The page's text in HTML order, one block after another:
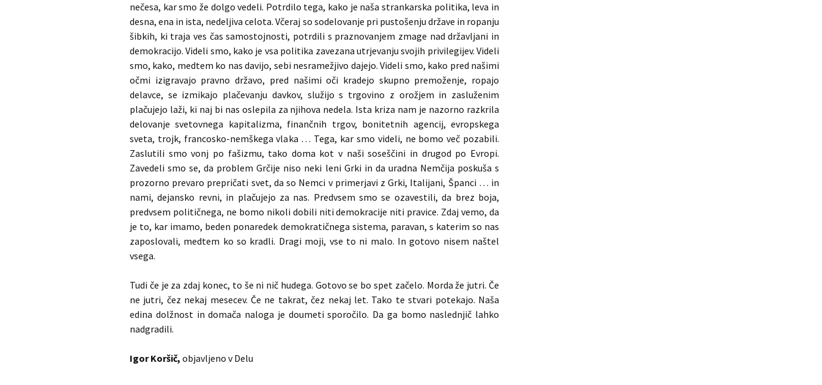
nečesa, kar smo že dolgo vedeli. Potrdilo tega, kako je naša strankarska politika, leva in
desna, ena in ista, nedeljiva celota. Včeraj so sodelovanje pri pustošenju države in ropanju
šibkih, ki traja ves čas samostojnosti, potrdili s praznovanjem zmage nad državljani in
demokracijo. Videli smo, kako je vsa politika zavezana utrjevanju svojih privilegijev. Videli
smo, kako, medtem ko nas davijo, sebi nesramežjivo dajejo. Videli smo, kako pred našimi
očmi izigravajo pravno državo, pred našimi oči kradejo skupno premoženje, ropajo
delavce, se izmikajo plačevanju davkov, služijo s trgovino z orožjem in zasluženim
plačujejo laži, ki naj bi nas oslepila za njihova nedela. Ista kriza nam je nazorno razkrila
delovanje svetovnega kapitalizma, finančnih trgov, bonitetnih agencij, evropskega
sveta, trojk, francosko-nemškega vlaka … Tega, kar smo videli, ne bomo več pozabili.
Zaslutili smo vonj po fašizmu, tako doma kot v naši soseščini in drugod po Evropi.
Zavedeli smo se, da problem Grčije niso neki leni Grki in da uradna Nemčija poskuša s
prozorno prevaro prepričati svet, da so Nemci v primerjavi z Grki, Italijani, Španci … in
nami, dejansko revni, in plačujejo za nas. Predvsem smo se ozavestili, da brez boja,
predvsem političnega, ne bomo nikoli dobili niti demokracije niti pravice. Zdaj vemo, da
je to, kar imamo, beden ponaredek demokratičnega sistema, paravan, s katerim so nas
zaposlovali, medtem ko so kradli. Dragi moji, vse to ni malo. In gotovo nisem naštel
vsega.
Tudi če je za zdaj konec, to še ni nič hudega. Gotovo se bo spet začelo. Morda že jutri. Če
ne jutri, čez nekaj mesecev. Če ne takrat, čez nekaj let. Tako te stvari potekajo. Naša
edina dolžnost in domača naloga je doumeti sporočilo. Da ga bomo naslednjič lahko
nadgradili.
Igor Koršič, objavljeno v Delu